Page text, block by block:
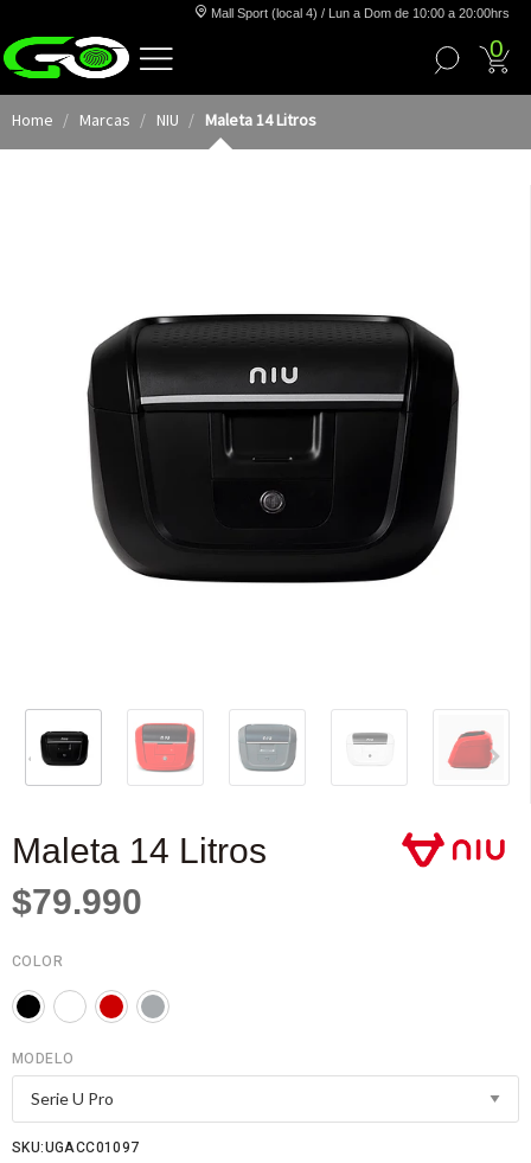
Mall Sport (local 4) / Lun a Dom de 10:00 a 20:00hrs
0
Home Marcas NIU Maleta 14 Litros
Maleta 14 Litros
$79.990
COLOR
MODELO
SKU:UGACC01097